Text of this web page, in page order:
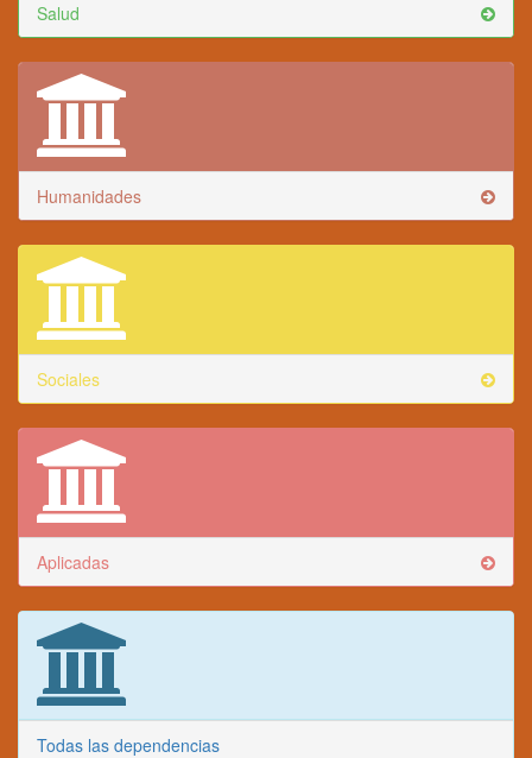
Salud
Humanidades
Sociales
Aplicadas
Todas las dependencias